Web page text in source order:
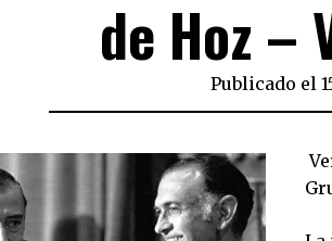
de Hoz –
Publicado el